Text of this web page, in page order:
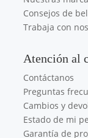
Consejos de
Trabaja con
Atención al
Contáctanos
Preguntas
Cambios y
Estado de mi
Garantía de